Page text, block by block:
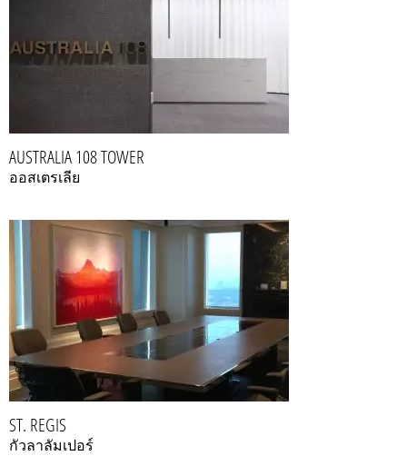
AUSTRALIA 108 TOWER
ออสเตรเลีย
ST. REGIS
กัวลาลัมเปอร์